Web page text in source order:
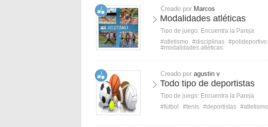
Creado por Marcos
Modalidades atléticas
Tipo de juego: Encuentra la Pareja
#atletismo
#disciplinas #polideportivo
#modalidades atléticas
Creado por agustin v
Todo tipo de deportistas
Tipo de juego: Encuentra la Pareja
#fútbol
#tenis #deportistas #atletismo